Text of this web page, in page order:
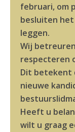
februari, om
besluiten
leggen.
Wij
respecteren
Dit betekent
nieuwe
Heeft u
wilt u graag